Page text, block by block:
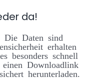
da!
Die Daten sind
erhalten
besonders schnell
Downloadlink
herunterladen.